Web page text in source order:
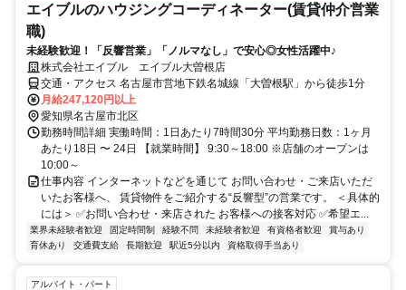
エイブルのハウジングコーディネーター(賃貸仲介営業
職)
未経験歓迎！「反響営業」「ノルマなし」で安心◎女性活躍中♪
株式会社エイブル エイブル大曽根店
交通・アクセス 名古屋市営地下鉄名城線「大曽根駅」から徒歩1分
月給247,120円以上
愛知県名古屋市北区
勤務時間詳細 実働時間：1日あたり7時間30分 平均勤務日数：1ヶ月
あたり18日 〜 24日 【就業時間】 9:30～18:00 ※店舗のオープンは
10:00～
仕事内容 インターネットなどを通じて お問い合わせ・ご来店いただ
いたお客様へ、 賃貸物件をご紹介する“反響型”の営業です。 ＜具体的
には＞ ✅お問い合わせ・来店された お客様への接客対応 ✅希望エ...
業界未経験者歓迎 固定時間制 経験不問 未経験者歓迎 有資格者歓迎
賞与あり
育休あり
交通費支給 長期歓迎 駅近5分以内 資格取得手当あり
アルバイト・パート